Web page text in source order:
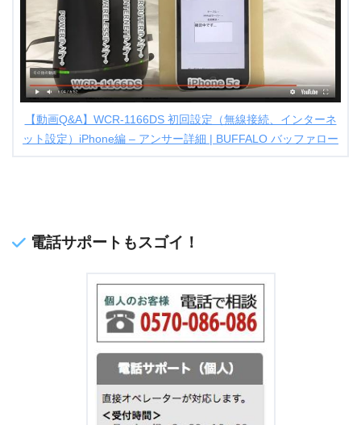
【動画Q&A】WCR-1166DS 初回設定（無線接続、インターネ
ット設定）iPhone編 – アンサー詳細 | BUFFALO バッファロー
電話サポートもスゴイ！